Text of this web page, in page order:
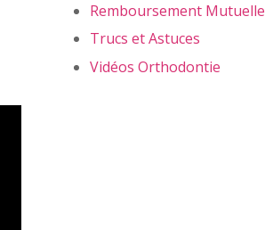
Remboursement Mutuelle
Trucs et Astuces
Vidéos Orthodontie